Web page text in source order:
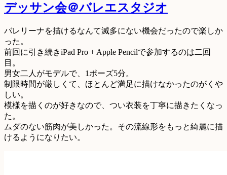
デッサン会＠バレエスタジオ
バレリーナを描けるなんて滅多にない機会だったので楽しか
った。
前回に引き続きiPad Pro + Apple Pencilで参加するのは二回
目。
男女二人がモデルで、1ポーズ5分。
制限時間が厳しくて、ほとんど満足に描けなかったのがくや
しい。
模様を描くのが好きなので、つい衣装を丁寧に描きたくなっ
た。
ムダのない筋肉が美しかった。その流線形をもっと綺麗に描
けるようになりたい。